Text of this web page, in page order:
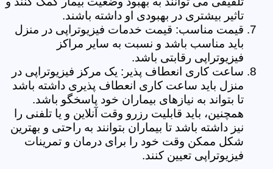
تاثیر بیشتری در بهبودی او داشته باشند.
قیمت مناسب: قیمت خدمات فیزیوتراپی در منزل
باید مناسب باشد و نسبت به سایر مراکز
فیزیوتراپی رقابتی باشد.
ساعت کاری انعطاف پذیر: یک مرکز فیزیوتراپی در
منزل باید ساعت کاری انعطاف پذیری داشته باشد
تا بتواند به نیازهای بیماران خود پاسخگو باشد.
همچنین، باید قابلیت رزرو وقت آنلاین و یا تلفنی را
نیز داشته باشد تا بیماران بتوانند به راحتی و بهترین
شکل ممکن وقت خود را برای درمان و تمرینات
فیزیوتراپی تعیین کنند.